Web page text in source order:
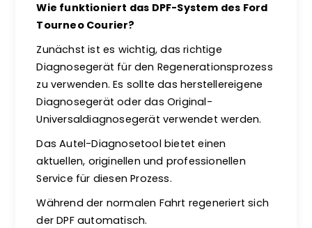
Wie funktioniert das DPF-System des Ford
Tourneo Courier?
Zunächst ist es wichtig, das richtige
Diagnosegerät für den Regenerationsprozess
zu verwenden. Es sollte das herstellereigene
Diagnosegerät oder das Original-
Universaldiagnosegerät verwendet werden.
Das Autel-Diagnosetool bietet einen
aktuellen, originellen und professionellen
Service für diesen Prozess.
Während der normalen Fahrt regeneriert sich
der DPF automatisch.